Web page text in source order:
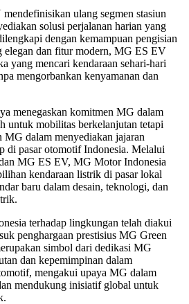
ulang segmen stasiun
solusi perjalanan harian yang
dengan kemampuan pengisian
elegan dan fitur modern, MG ES EV
yang mencari kendaraan sehari-hari
mengorbankan kenyamanan dan
menegaskan komitmen MG dalam
untuk mobilitas berkelanjutan tetapi
MG dalam menyediakan jajaran
di pasar otomotif Indonesia. Melalui
MG ES EV, MG Motor Indonesia
kendaraan listrik di pasar lokal
baru dalam desain, teknologi, dan
terhadap lingkungan telah diakui
penghargaan prestisius MG Green
simbol dari dedikasi MG
dan kepemimpinan dalam
mengakui upaya MG dalam
mendukung inisiatif global untuk